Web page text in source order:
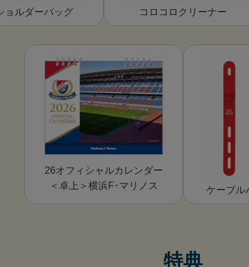
ョルダーバッグ コロコロクリーナー
26オフィシャルカレンダー
＜卓上＞横浜F･マリノス
ケーブル
特典